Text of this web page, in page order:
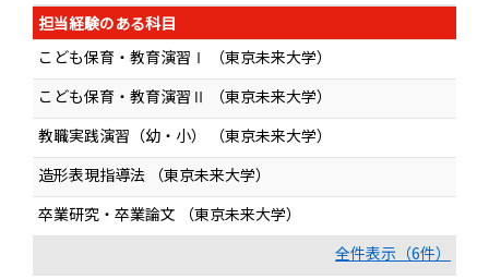
担当経験のある科目
こども保育・教育演習Ⅰ （東京未来大学）
こども保育・教育演習Ⅱ （東京未来大学）
教職実践演習（幼・小） （東京未来大学）
造形表現指導法 （東京未来大学）
卒業研究・卒業論文 （東京未来大学）
全件表示（6件）